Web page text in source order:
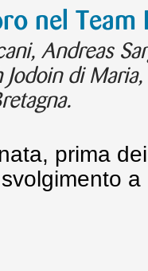
nel Team
Andreas
Jodoin di
prima